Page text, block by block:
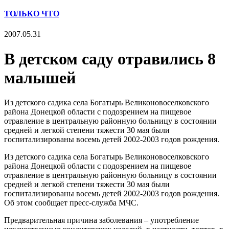
ТОЛЬКО ЧТО
2007.05.31
В детском саду отравились 8
малышей
Из детского садика села Богатырь Великоновоселковского
района Донецкой области с подозрением на пищевое
отравление в центральную районную больницу в состоянии
средней и легкой степени тяжести 30 мая были
госпитализированы восемь детей 2002-2003 годов рождения.
Из детского садика села Богатырь Великоновоселковского
района Донецкой области с подозрением на пищевое
отравление в центральную районную больницу в состоянии
средней и легкой степени тяжести 30 мая были
госпитализированы восемь детей 2002-2003 годов рождения.
Об этом сообщает пресс-служба МЧС.
Предварительная причина заболевания – употребление